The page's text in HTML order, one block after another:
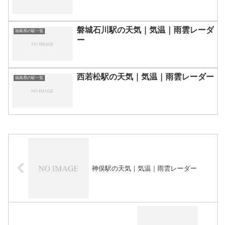
福島県の駅一覧
磐城石川駅の天気｜気温｜雨雲レーダ
ー
福島県の駅一覧 西若松駅の天気｜気温｜雨雲レーダー
神俣駅の天気｜気温｜雨雲レーダー